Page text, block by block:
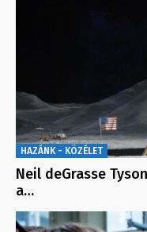
HAZÁNK - KÖZÉLET
Neil deGrasse
a…